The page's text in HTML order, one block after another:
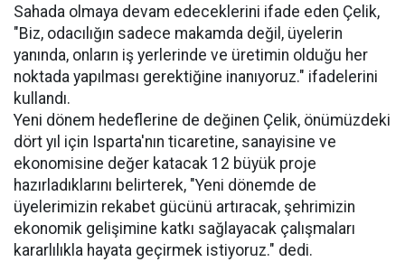
Sahada olmaya devam edeceklerini ifade eden Çelik,
"Biz, odacılığın sadece makamda değil, üyelerin
yanında, onların iş yerlerinde ve üretimin olduğu her
noktada yapılması gerektiğine inanıyoruz." ifadelerini
kullandı.
Yeni dönem hedeflerine de değinen Çelik, önümüzdeki
dört yıl için Isparta'nın ticaretine, sanayisine ve
ekonomisine değer katacak 12 büyük proje
hazırladıklarını belirterek, "Yeni dönemde de
üyelerimizin rekabet gücünü artıracak, şehrimizin
ekonomik gelişimine katkı sağlayacak çalışmaları
kararlılıkla hayata geçirmek istiyoruz." dedi.